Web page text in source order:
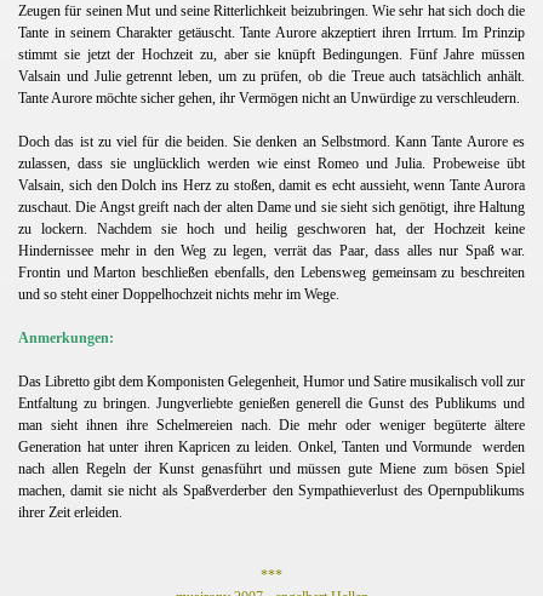
Zeugen für seinen Mut und seine Ritterlichkeit beizubringen. Wie sehr hat sich doch die
Tante in seinem Charakter getäuscht. Tante Aurore akzeptiert ihren Irrtum. Im Prinzip
stimmt sie jetzt der Hochzeit zu, aber sie knüpft Bedingungen. Fünf Jahre müssen
Valsain und Julie getrennt leben, um zu prüfen, ob die Treue auch tatsächlich anhält.
Tante Aurore möchte sicher gehen, ihr Vermögen nicht an Unwürdige zu verschleudern.
Doch das ist zu viel für die beiden. Sie denken an Selbstmord. Kann Tante Aurore es
zulassen, dass sie unglücklich werden wie einst Romeo und Julia. Probeweise übt
Valsain, sich den Dolch ins Herz zu stoßen, damit es echt aussieht, wenn Tante Aurora
zuschaut. Die Angst greift nach der alten Dame und sie sieht sich genötigt, ihre Haltung
zu lockern. Nachdem sie hoch und heilig geschworen hat, der Hochzeit keine
Hindernissee mehr in den Weg zu legen, verrät das Paar, dass alles nur Spaß war.
Frontin und Marton beschließen ebenfalls, den Lebensweg gemeinsam zu beschreiten
und so steht einer Doppelhochzeit nichts mehr im Wege.
Anmerkungen:
Das Libretto gibt dem Komponisten Gelegenheit, Humor und Satire musikalisch voll zur
Entfaltung zu bringen. Jungverliebte genießen generell die Gunst des Publikums und
man sieht ihnen ihre Schelmereien nach. Die mehr oder weniger begüterte ältere
Generation hat unter ihren Kapricen zu leiden. Onkel, Tanten und Vormunde
werden
nach allen Regeln der Kunst genasführt und müssen gute Miene zum bösen Spiel
machen, damit sie nicht als Spaßverderber den Sympathieverlust des Opernpublikums
ihrer Zeit erleiden.
***